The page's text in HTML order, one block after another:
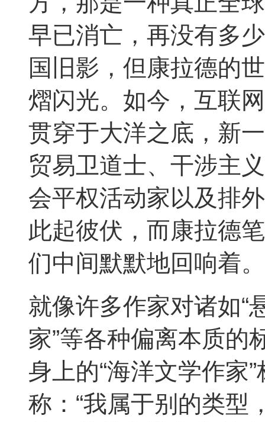
早已消亡，再没有多
国旧影，但康拉德的
熠闪光。如今，互联
贯穿于大洋之底，新
贸易卫道士、干涉主
会平权活动家以及排
此起彼伏，而康拉德
们中间默默地回响着。
就像许多作家对诸如“
家”等各种偏离本质的
身上的“海洋文学作家
称：“我属于别的类